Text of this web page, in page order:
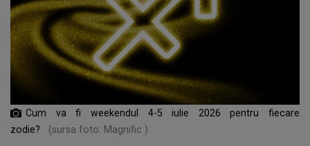
Cum va fi weekendul 4-5 iulie 2026 pentru fiecare
zodie?
(sursa foto: Magnific )